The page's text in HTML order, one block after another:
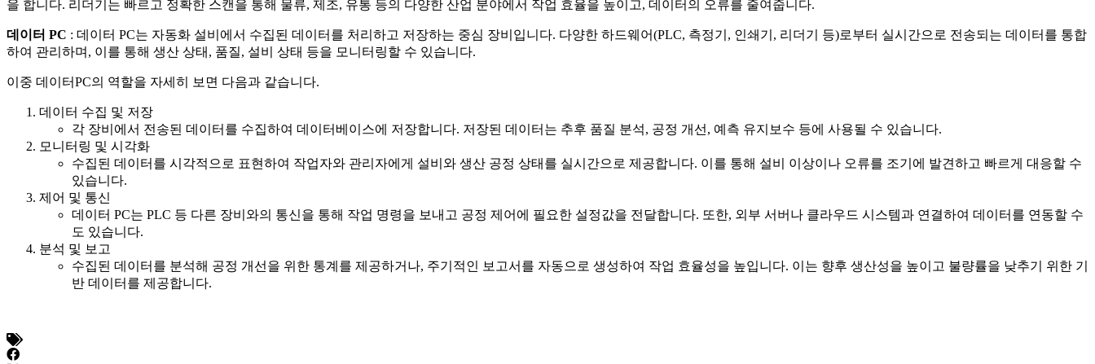
을 합니다. 리더기는 빠르고 정확한 스캔을 통해 물류, 제조, 유통 등의 다양한 산업 분야에서 작업 효율을 높이고, 데이터의 오류를 줄여줍니다.
데이터 PC : 데이터 PC는 자동화 설비에서 수집된 데이터를 처리하고 저장하는 중심 장비입니다. 다양한 하드웨어(PLC, 측정기, 인쇄기, 리더기 등)로부터 실시간으로 전송되는 데이터를 통합
하여 관리하며, 이를 통해 생산 상태, 품질, 설비 상태 등을 모니터링할 수 있습니다.
이중 데이터PC의 역할을 자세히 보면 다음과 같습니다.
데이터 수집 및 저장
각 장비에서 전송된 데이터를 수집하여 데이터베이스에 저장합니다. 저장된 데이터는 추후 품질 분석, 공정 개선, 예측 유지보수 등에 사용될 수 있습니다.
모니터링 및 시각화
수집된 데이터를 시각적으로 표현하여 작업자와 관리자에게 설비와 생산 공정 상태를 실시간으로 제공합니다. 이를 통해 설비 이상이나 오류를 조기에 발견하고 빠르게 대응할 수
있습니다.
제어 및 통신
데이터 PC는 PLC 등 다른 장비와의 통신을 통해 작업 명령을 보내고 공정 제어에 필요한 설정값을 전달합니다. 또한, 외부 서버나 클라우드 시스템과 연결하여 데이터를 연동할 수
도 있습니다.
분석 및 보고
수집된 데이터를 분석해 공정 개선을 위한 통계를 제공하거나, 주기적인 보고서를 자동으로 생성하여 작업 효율성을 높입니다. 이는 향후 생산성을 높이고 불량률을 낮추기 위한 기
반 데이터를 제공합니다.